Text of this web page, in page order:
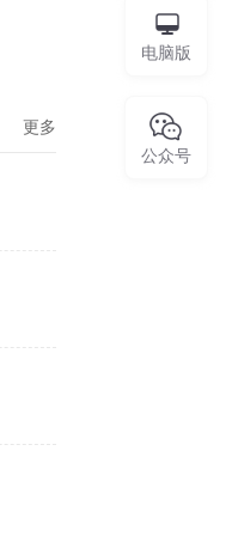
更多
电脑版
公众号